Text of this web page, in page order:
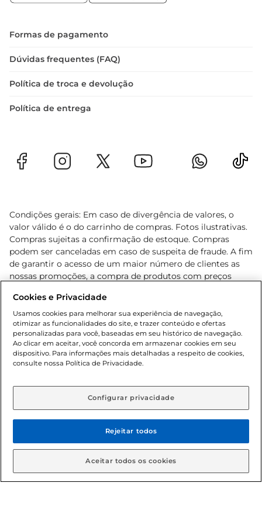
Formas de pagamento
Dúvidas frequentes (FAQ)
Política de troca e devolução
Política de entrega
Condições gerais: Em caso de divergência de valores, o
valor válido é o do carrinho de compras. Fotos ilustrativas.
Compras sujeitas a confirmação de estoque. Compras
podem ser canceladas em caso de suspeita de fraude. A fim
de garantir o acesso de um maior número de clientes as
nossas promoções, a compra de produtos com preços
cliente. Os preços, ofertas e condições são exclusivos para
o e-commerce e válidos durante o dia de hoje, podendo
sofrer alterações sem prévia notificação. Proibida a venda
de bebidas alcoólicas para menores de 18 anos, conforme
Lei n.º 8069/90, art. 81, inciso II (Estatuto da Criança e do
Adolescente). Preços e condições exclusivos para o
aviso prévio. O valor mínimo para as compras on-line é de
© 2026 Copyright. Todos os direitos
reservados Gbarbosa.
Cookies e Privacidade
Usamos cookies para melhorar sua experiência de navegação,
otimizar as funcionalidades do site, e trazer conteúdo e ofertas
personalizadas para você, baseadas em seu histórico de navegação.
Ao clicar em aceitar, você concorda em armazenar cookies em seu
dispositivo. Para informações mais detalhadas a respeito de cookies,
consulte nossa Política de Privacidade.
Configurar privacidade
Rejeitar todos
Aceitar todos os cookies